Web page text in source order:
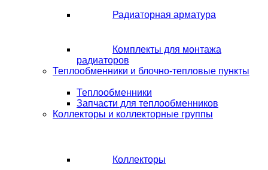
Радиаторная арматура
Комплекты для монтажа
радиаторов
Теплообменники и блочно-тепловые пункты
Теплообменники
Запчасти для теплообменников
Коллекторы и коллекторные группы
Коллекторы